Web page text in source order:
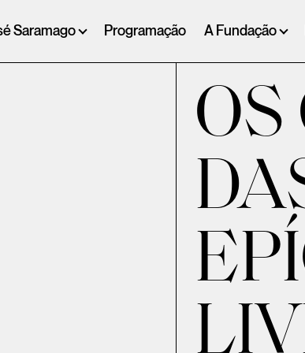
Saramago Programação A Fundação
OS